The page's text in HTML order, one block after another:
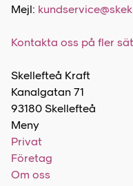
Mejl:
Kontakta oss på fler
Skellefteå Kraft
Kanalgatan 71
93180 Skellefteå
Meny
Privat
Företag
Om oss